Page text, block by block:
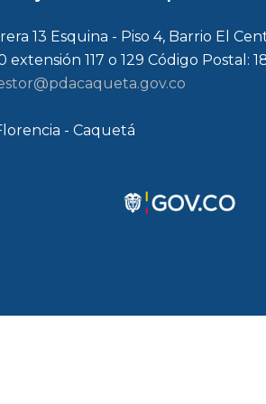
13 Esquina - Piso 4, Barrio El
117 o 129 Código Postal:
- Caquetá